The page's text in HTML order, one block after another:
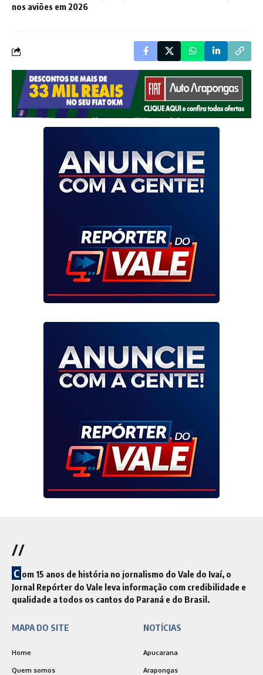
nos aviões em 2026
//
C om 15 anos de história no jornalismo do Vale do Ivaí, o
Jornal Repórter do Vale leva informação com credibilidade e
qualidade a todos os cantos do Paraná e do Brasil.
MAPA DO SITE
Home
Quem somos
NOTÍCIAS
Apucarana
Arapongas